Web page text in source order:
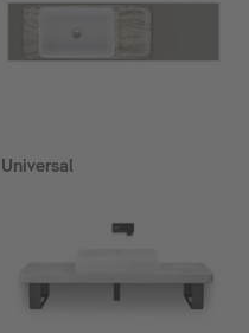
Universal